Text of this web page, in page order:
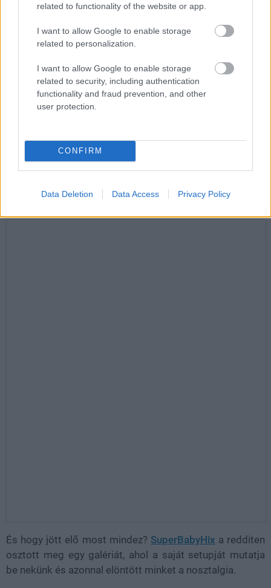
related to functionality of the website or app.
I want to allow Google to enable storage
related to personalization.
I want to allow Google to enable storage
related to security, including authentication
functionality and fraud prevention, and other
user protection.
CONFIRM
Data Deletion Data Access Privacy Policy
Még nem igazán volt GeForce meg dual core, de volt
helyette 3dfx Voodoo meg Monster3D (ami ugye
ugyanúgy kellett egy hagyományos grafikus kártya, erre
inkább nem is mondok semmit), aki pedig igazán
komolyan vette magát, az még hozzácsapott egy izmos
belefért.
És hogy jött elő most mindez? SuperBabyHix a redditen
osztott meg egy galériát, ahol a saját setupját mutatja
be nekünk és azonnal elöntött minket a nosztalgia.